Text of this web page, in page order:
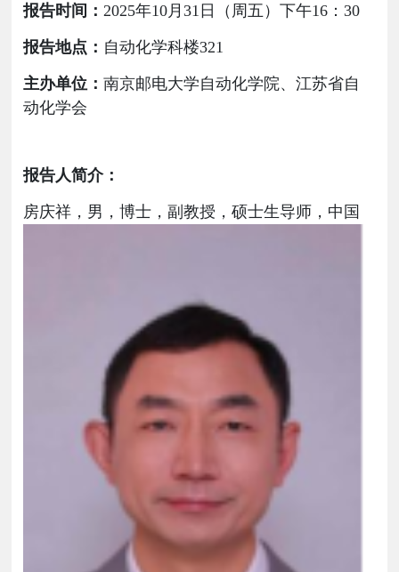
报告时间： 2025年10月31日（周五）下午16 ：30
报告地点： 自动化学科楼321
主办单位：南京邮电大学自动化学院、江苏省自
动化学会
报告人简介：
房庆祥，男，博士，副教授，硕士生导师，中国